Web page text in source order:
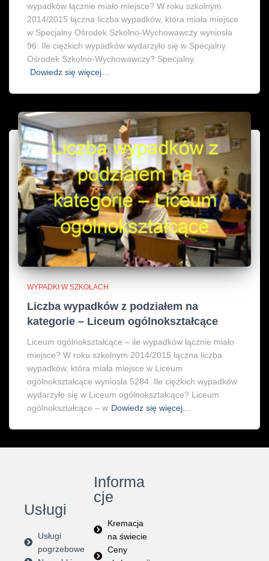
wypadków łącznie miało miejsce? W roku szkolnym
2014/2015 łączna liczba wypadków, która miała miejsce
w Specjalny Ośrodek Szkolno-Wychowawczy wyniosła
96. Ile ciężkich wypadków wydarzyło się w Specjalny
Ośrodek Szkolno-Wychowawczy? Specjalny
Dowiedz się więcej…
WYPADKI W SZKOŁACH
Liczba wypadków z podziałem na
kategorie – Liceum ogólnokształcące
Liceum ogólnokształcące – ile wypadków łącznie miało
miejsce? W roku szkolnym 2014/2015 łączna liczba
wypadków, która miała miejsce w Liceum
ogólnokształcące wyniosła 5284. Ile ciężkich wypadków
wydarzyło się w Liceum ogólnokształcące? Liceum
ogólnokształcące – w Dowiedz się więcej…
Usługi
Usługi
pogrzebowe
Informa
cje
Kremacja
na świecie
Ceny